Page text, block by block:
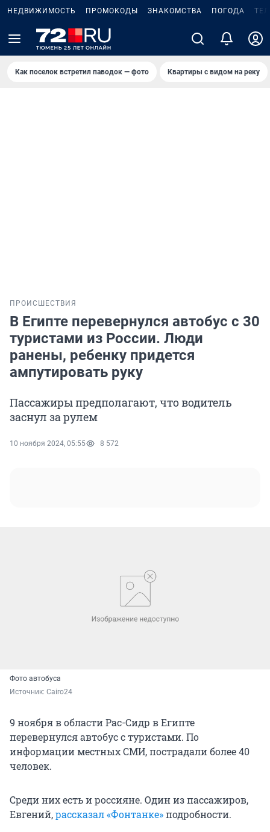
НЕДВИЖИМОСТЬ ПРОМОКОДЫ ЗНАКОМСТВА ПОГОДА
Как поселок встретил паводок — фото Квартиры с видом на реку
ПРОИСШЕСТВИЯ
В Египте перевернулся автобус с 30
туристами из России. Люди
ранены, ребенку придется
ампутировать руку
Пассажиры предполагают, что водитель
заснул за рулем
10 ноября 2024, 05:55 8 572
Фото автобуса
Источник: Cairo24
9 ноября в области Рас-Сидр в Египте
перевернулся автобус с туристами. По
информации местных СМИ, пострадали более 40
человек.
Среди них есть и россияне. Один из пассажиров,
Евгений,рассказал «Фонтанке»подробности.